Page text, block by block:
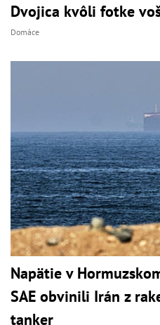
Dvojica kvôli fotke
Domáce
Napätie v
SAE obvinili Irán z
tanker